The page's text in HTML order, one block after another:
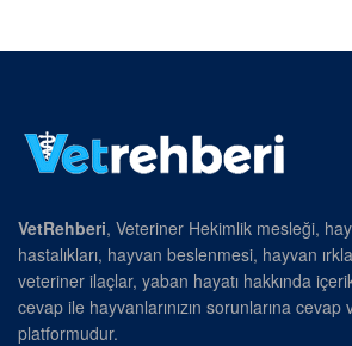
VetRehberi, Veteriner Hekimlik mesleği,
hastalıkları, hayvan beslenmesi, hayvan
veteriner ilaçlar, yaban hayatı hakkında
cevap ile hayvanlarınızın sorunlarına cevap
platformudur.